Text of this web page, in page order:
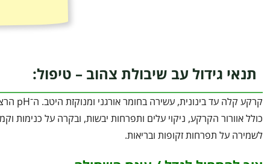
תנאי גידול עב שיבולת צהוב – טיפול:
כולל אוורור הקרקע, ניקוי עלים ותפרחות יבשות, ובקרה על כנימות
לשמירה על תפרחות זקופות ובריאות.